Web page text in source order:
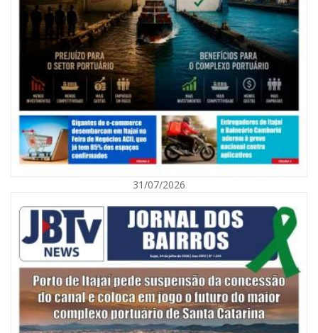
09/08/2026 | 07:00
Exposição revela a jornada de um pai diante da transição da filha em
BALNEÁRIO CAMBORIÚ
31/07/2026